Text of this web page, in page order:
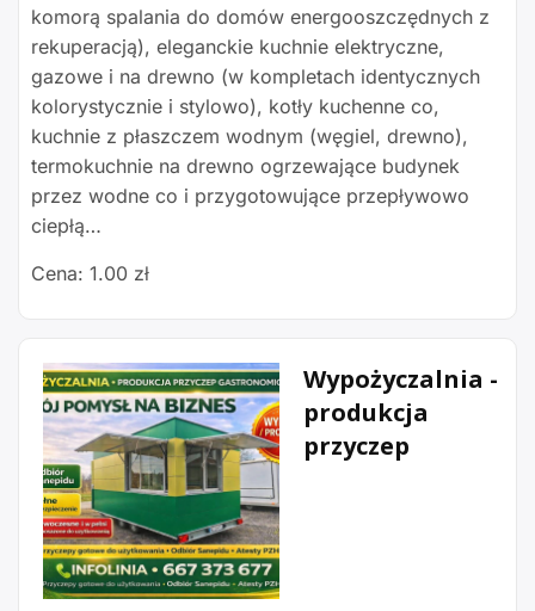
komorą spalania do domów energooszczędnych z
rekuperacją), eleganckie kuchnie elektryczne,
gazowe i na drewno (w kompletach identycznych
kolorystycznie i stylowo), kotły kuchenne co,
kuchnie z płaszczem wodnym (węgiel, drewno),
termokuchnie na drewno ogrzewające budynek
przez wodne co i przygotowujące przepływowo
ciepłą…
Cena: 1.00 zł
Wypożyczalnia -
produkcja
przyczep